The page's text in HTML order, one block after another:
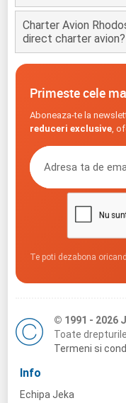
Charter Avion
direct charter avion?
Primeste cele
Aboneaza-te la
reduceri exclusive,
Te poti dezabona
© 1991 - 2026
Toate
Termeni si
Info
Echipa Jeka